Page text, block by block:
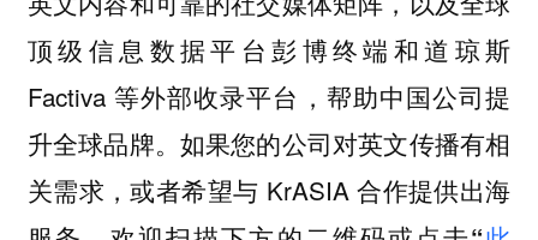
顶级信息数据平台彭博终端和道琼斯
Factiva 等外部收录平台，帮助中国公司提
升全球品牌。如果您的公司对英文传播有相
关需求，或者希望与 KrASIA 合作提供出海